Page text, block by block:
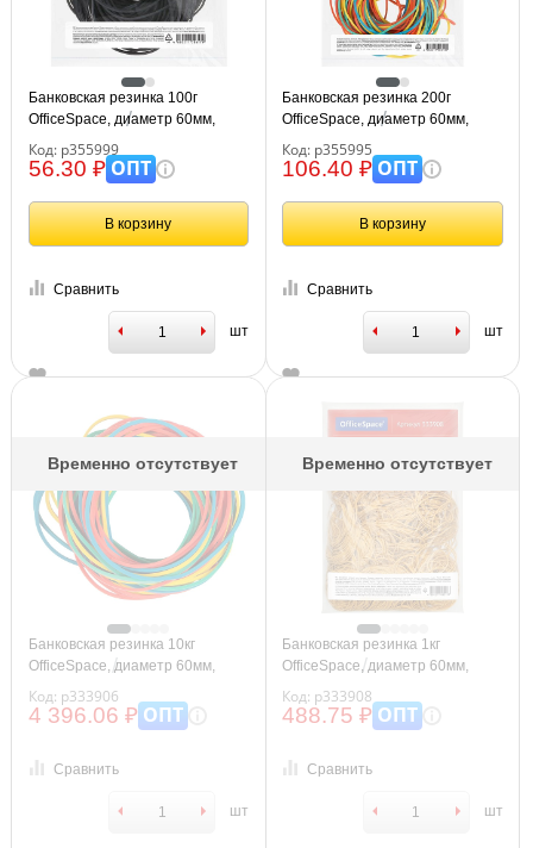
Банковская резинка 100г
OfficeSpace, диаметр 60мм,
черный, опп пакет с
европодвесом
Код: р355999
56.30 ₽ОПТ
В корзину
Сравнить
шт
Банковская резинка 200г
OfficeSpace, диаметр 60мм,
ассорти, опп пакет с
европодвесом
Код: р355995
106.40 ₽ОПТ
В корзину
Сравнить
шт
Временно отсутствует
Банковская резинка 10кг
OfficeSpace, диаметр 60мм,
ассорти
Код: р333906
4 396.06 ₽ ОПТ
Сравнить
шт
Временно отсутствует
Банковская резинка 1кг
OfficeSpace, диаметр 60мм,
натуральный цвет
Код: р333908
488.75 ₽ ОПТ
Сравнить
шт